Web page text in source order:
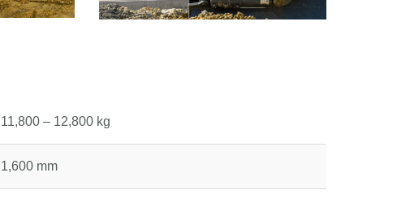
11,800 – 12,800 kg
1,600 mm